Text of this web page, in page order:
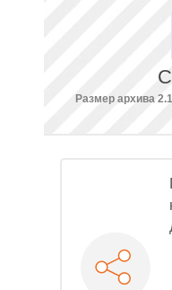
Размер архива